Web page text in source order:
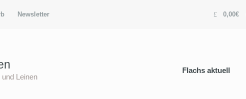
Newsletter 0,00€
Leinen
Flachs aktuell